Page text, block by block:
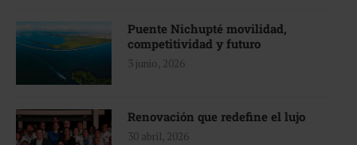
Puente Nichupté movilidad,
competitividad y futuro
3 junio, 2026
Renovación que redefine el lujo
30 abril, 2026